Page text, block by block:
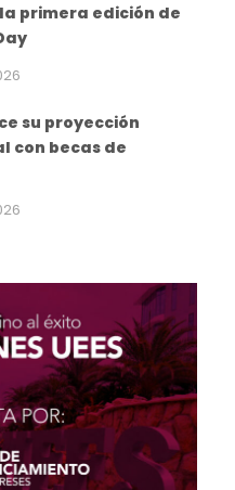
la primera edición de
su proyección
con becas de